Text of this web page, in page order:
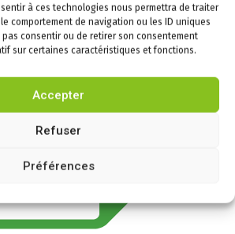
à ces technologies nous permettra de traiter
comportement de navigation ou les ID uniques
consentir ou de retirer son consentement
sur certaines caractéristiques et fonctions.
Accepter
Refuser
Préférences
Municipal